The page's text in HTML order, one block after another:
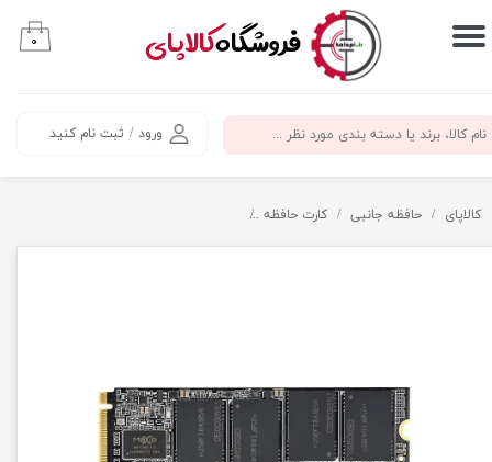
​فروشگاهکالاپای
ورود / ثبت نام کنید
حساب کاربری من
سفارشات
۰
کالاپای حافظه جانبی کارت حافظه